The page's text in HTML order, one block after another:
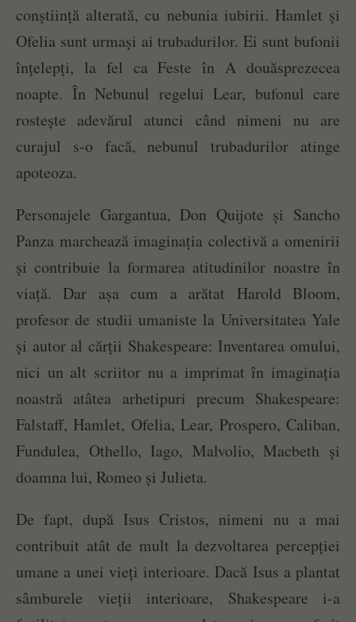
conștiință alterată, cu nebunia iubirii. Hamlet și
Ofelia sunt urmași ai trubadurilor. Ei sunt bufonii
înțelepți, la fel ca Feste în A douăsprezecea
noapte. În Nebunul regelui Lear, bufonul care
rostește adevărul atunci când nimeni nu are
curajul s-o facă, nebunul trubadurilor atinge
apoteoza.
Personajele Gargantua, Don Quijote și Sancho
Panza marchează imaginația colectivă a omenirii
și contribuie la formarea atitudinilor noastre în
viață. Dar așa cum a arătat Harold Bloom,
profesor de studii umaniste la Universitatea Yale
și autor al cărții Shakespeare: Inventarea omului,
nici un alt scriitor nu a imprimat în imaginația
noastră atâtea arhetipuri precum Shakespeare:
Falstaff, Hamlet, Ofelia, Lear, Prospero, Caliban,
Fundulea, Othello, Iago, Malvolio, Macbeth și
doamna lui, Romeo și Julieta.
De fapt, după Isus Cristos, nimeni nu a mai
contribuit atât de mult la dezvoltarea percepției
umane a unei vieți interioare. Dacă Isus a plantat
sâmburele vieții interioare, Shakespeare i-a